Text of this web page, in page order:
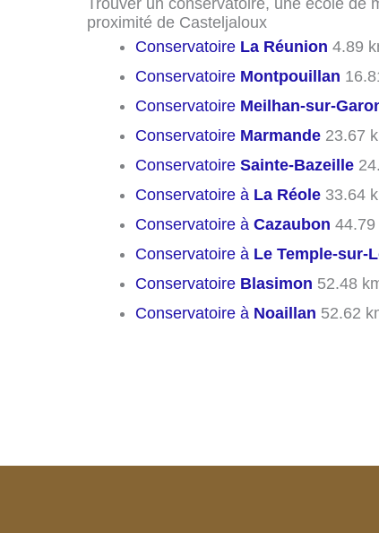
proximité de Casteljaloux
Conservatoire La Réunion 4.89
Conservatoire Montpouillan
Conservatoire Meilhan-sur-
Conservatoire Marmande 23.67
Conservatoire Sainte-Bazeille
Conservatoire à La Réole 33.64
Conservatoire à Cazaubon 44.79
Conservatoire à Le Temple-sur-
Conservatoire Blasimon 52.48
Conservatoire à Noaillan 52.62